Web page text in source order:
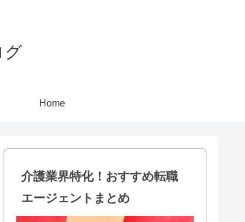
グ
Home
介護業界特化！おすすめ転職
エージェントまとめ